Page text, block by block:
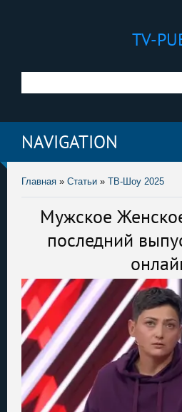
TV-
NAVIGATION
Главная » Статьи » ТВ-Шоу 2025
Мужское
последний